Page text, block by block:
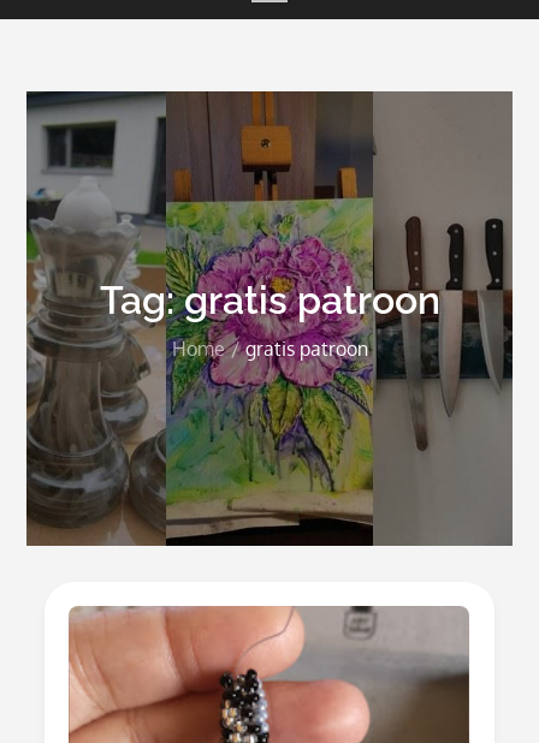
Tag:gratis patroon
Home gratis patroon